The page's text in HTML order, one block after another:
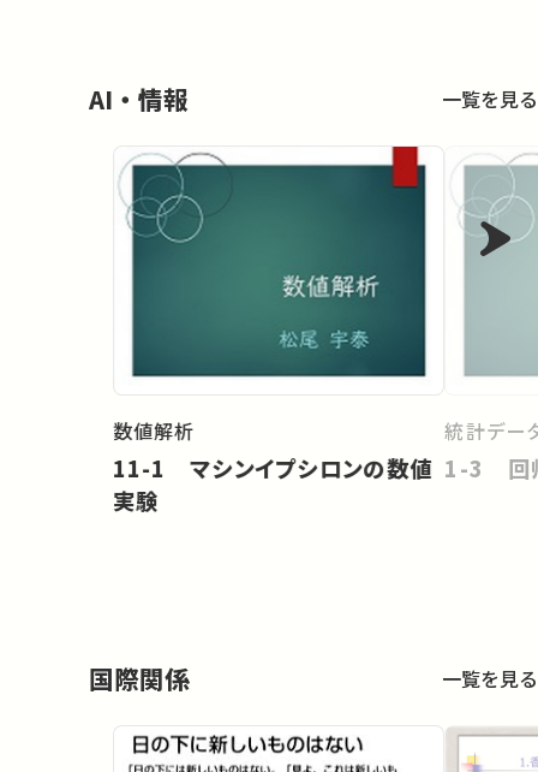
AI・情報 一覧を見る
数値解析
11-1 マシンイプシロンの数値
実験
統計デー
1-3 回
国際関係 一覧を見る